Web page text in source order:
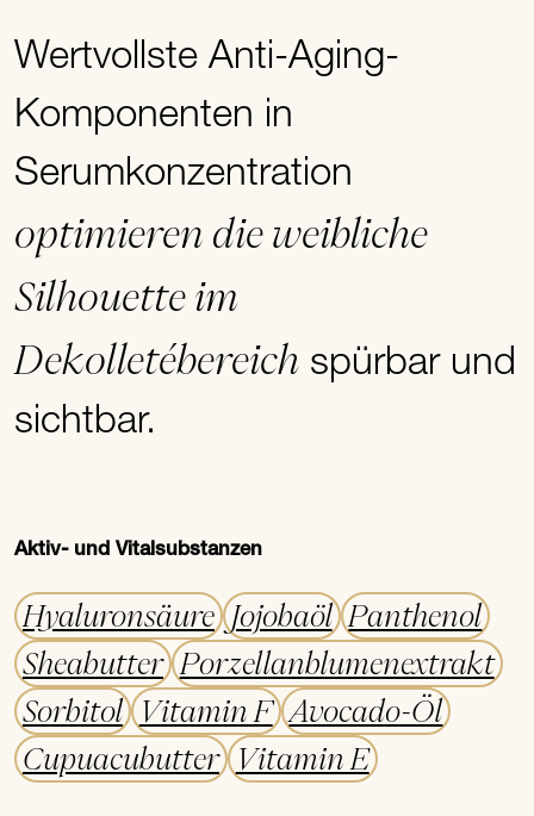
Wertvollste Anti-Aging-
Komponenten in
Serumkonzentration
optimieren die weibliche
Silhouette im
Dekolletébereich spürbar und
sichtbar.
Aktiv- und Vitalsubstanzen
Hyaluronsäure Jojobaöl
Panthenol
Sheabutter
Porzellanblumenextrakt
Sorbitol
Vitamin F Avocado-Öl
Cupuacubutter
Vitamin E